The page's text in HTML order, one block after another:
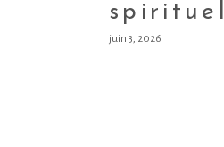
spirituel
juin 3, 2026